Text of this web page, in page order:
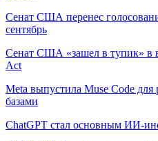
Сенат США перенес
сентябрь
Сенат США «зашел в тупик» в
Act
Meta выпустила Muse Code
базами
ChatGPT стал основным ИИ-